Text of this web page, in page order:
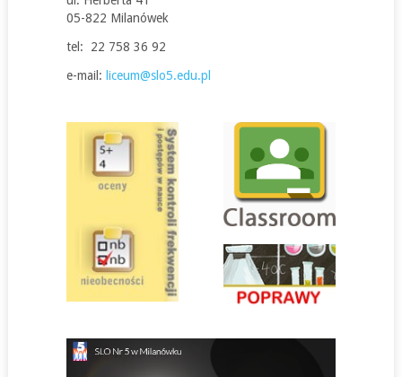
05-822 Milanówek
tel: 22 758 36 92
e-mail: liceum@slo5.edu.pl